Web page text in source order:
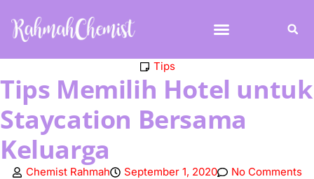
Tips
Tips Memilih Hotel untuk
Staycation Bersama
Keluarga
Chemist Rahmah September 1, 2020 No Comments